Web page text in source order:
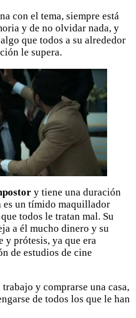
con el tema, siempre está
y de no olvidar nada, y
que todos a su alrededor
le supera.
y tiene una duración
es un tímido maquillador
todos le tratan mal. Su
a él mucho dinero y su
y prótesis, ya que era
de estudios de cine
y comprarse una casa,
de todos los que le han